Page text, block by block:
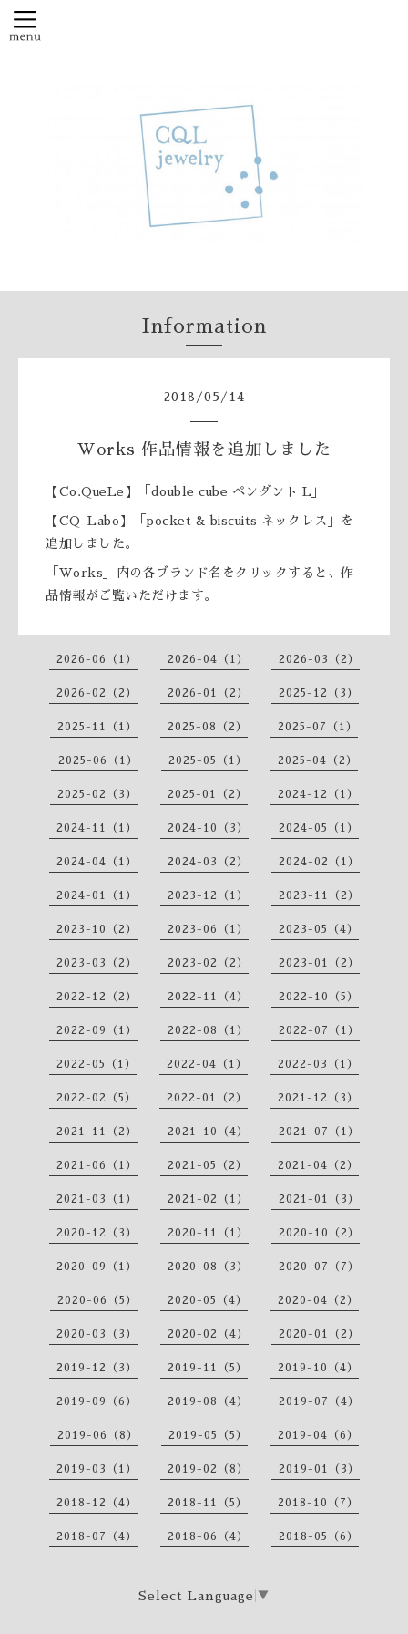
Information
2018 /05 / 14
Works 作品情報を追加しました
【Co.QueLe】「double cube ペンダント L」
【CQ-Labo】「pocket & biscuits ネックレス」を
追加しました。
「Works」内の各ブランド名をクリックすると、作
品情報がご覧いただけます。
2026-06（1） 2026-04（1） 2026-03（2）
2026-02（2） 2026-01（2） 2025-12（3）
2025-11（1） 2025-08（2） 2025-07（1）
2025-06（1） 2025-05（1） 2025-04（2）
2025-02（3） 2025-01（2） 2024-12（1）
2024-11（1） 2024-10（3） 2024-05（1）
2024-04（1） 2024-03（2） 2024-02（1）
2024-01（1） 2023-12（1） 2023-11（2）
2023-10（2） 2023-06（1） 2023-05（4）
2023-03（2） 2023-02（2） 2023-01（2）
2022-12（2） 2022-11（4） 2022-10（5）
2022-09（1） 2022-08（1） 2022-07（1）
2022-05（1） 2022-04（1） 2022-03（1）
2022-02（5） 2022-01（2） 2021-12（3）
2021-11（2） 2021-10（4） 2021-07（1）
2021-06（1） 2021-05（2） 2021-04（2）
2021-03（1） 2021-02（1） 2021-01（3）
2020-12（3） 2020-11（1） 2020-10（2）
2020-09（1） 2020-08（3） 2020-07（7）
2020-06（5） 2020-05（4） 2020-04（2）
2020-03（3） 2020-02（4） 2020-01（2）
2019-12（3） 2019-11（5） 2019-10（4）
2019-09（6） 2019-08（4） 2019-07（4）
2019-06（8） 2019-05（5） 2019-04（6）
2019-03（1） 2019-02（8） 2019-01（3）
2018-12（4） 2018-11（5） 2018-10（7）
2018-07（4） 2018-06（4） 2018-05（6）
Select Language ▼